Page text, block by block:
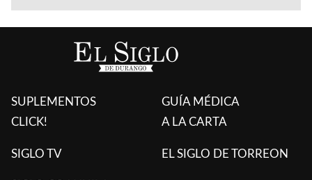
SUPLEMENTOS
CLICK!
GUÍA MÉDICA
A LA CARTA
SIGLO TV EL SIGLO DE TORREON